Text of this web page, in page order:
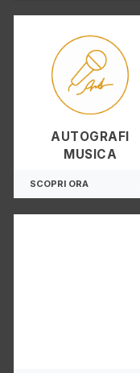
AUTOGRAFI
MUSICA
SCOPRI ORA